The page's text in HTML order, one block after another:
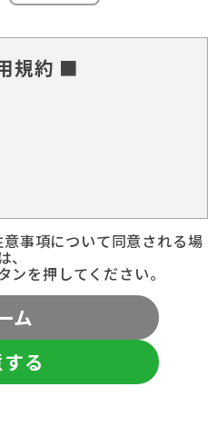
規約 ■
事項について同意される場
、
ンを押してください。
ム
る